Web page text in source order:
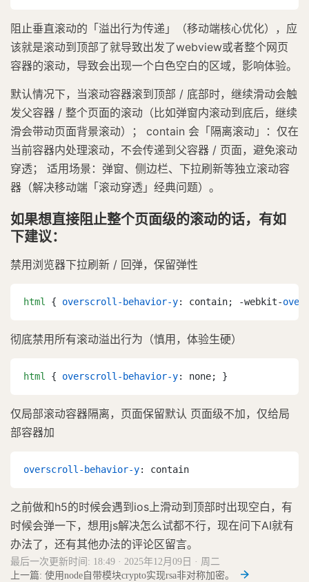
阻止垂直滚动的「溢出行为传递」（移动端核心优化），应
该就是滚动到顶部了就导致出发了webview或者整个网页
容器的滚动，导致会出现一个白色空白的区域，影响体验。
默认情况下，当滚动容器滚到顶部 / 底部时，继续滑动会触
发父容器 / 整个页面的滚动（比如弹窗内滚动到底后，继续
滑会带动页面背景滚动）； contain 会「隔离滚动」：仅在
当前容器内处理滚动，不会传递到父容器 / 页面，避免滚动
穿透； 适用场景：弹窗、侧边栏、下拉刷新等独立滚动容
器（解决移动端「滚动穿透」经典问题）。
如果想直接阻止整个页面级的滚动的话，有如
下建议：
禁用浏览器下拉刷新 / 回弹，保留弹性
html { overscroll-behavior-y: contain; -webkit-
彻底禁用所有滚动溢出行为（慎用，体验生硬）
html { overscroll-behavior-y: none; }
仅局部滚动容器隔离，页面保留默认 页面级不加，仅给局
部容器加
overscroll-behavior-y: contain
之前做和h5的时候会遇到ios上滑动到顶部时出现空白，有
时候会弹一下，想用js解决怎么试都不行，现在问下AI就有
办法了，还有其他办法的评论区留言。
最后一次更新时间: 18:49 · 2025年12月09日 · 周二
上一篇: 使用node自带模块crypto实现rsa非对称加密。